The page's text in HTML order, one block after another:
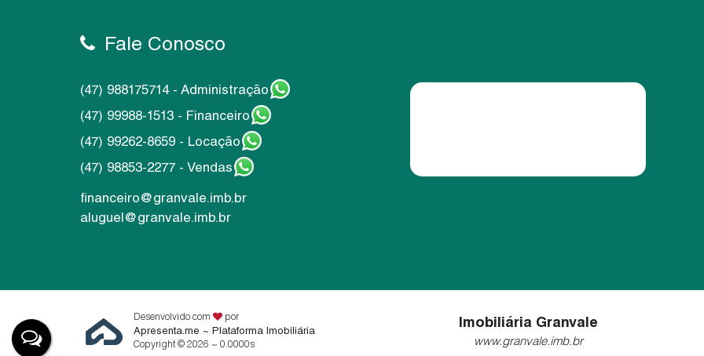
Fale Conosco
(47) 988175714 - Administração
(47) 99988-1513 - Financeiro
(47) 99262-8659 - Locação
(47) 98853-2277 - Vendas
financeiro@granvale.imb.br
aluguel@granvale.imb.br
Desenvolvido com
por
Apresenta.me ~ Plataforma Imobiliária
Copyright © 2026 ~ 0.0000s
Imobiliária Granvale
www.granvale.imb.br